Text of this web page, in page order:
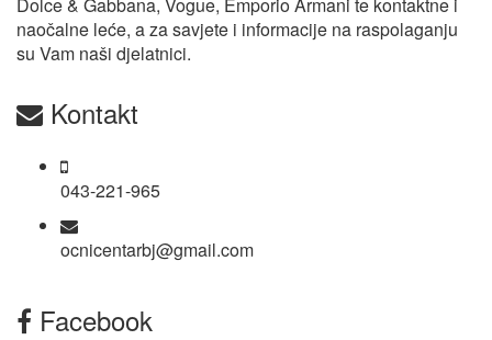
naočalne leće, a za savjete i informacije na raspolaganju
su Vam naši djelatnici.
Kontakt
043-221-965
ocnicentarbj@gmail.com
Facebook